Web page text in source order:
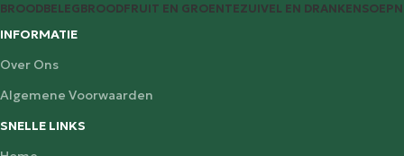
BROODBELEGBROODFRUIT EN GROENTEZUIVEL EN DRANKENSOEP
INFORMATIE
Over Ons
Algemene Voorwaarden
SNELLE LINKS